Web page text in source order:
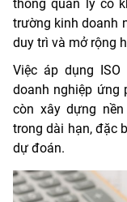
thống quản lý có
trường kinh doanh
duy trì và mở rộng
Việc áp dụng
doanh nghiệp ứng
còn xây dựng
trong dài hạn, đặc
dự đoán.